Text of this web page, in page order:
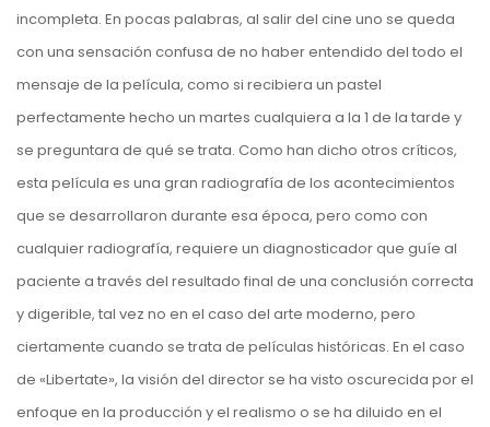
incompleta. En pocas palabras, al salir del cine uno se queda
con una sensación confusa de no haber entendido del todo el
mensaje de la película, como si recibiera un pastel
perfectamente hecho un martes cualquiera a la 1 de la tarde y
se preguntara de qué se trata. Como han dicho otros críticos,
esta película es una gran radiografía de los acontecimientos
que se desarrollaron durante esa época, pero como con
cualquier radiografía, requiere un diagnosticador que guíe al
paciente a través del resultado final de una conclusión correcta
y digerible, tal vez no en el caso del arte moderno, pero
ciertamente cuando se trata de películas históricas. En el caso
de «Libertate», la visión del director se ha visto oscurecida por el
enfoque en la producción y el realismo o se ha diluido en el